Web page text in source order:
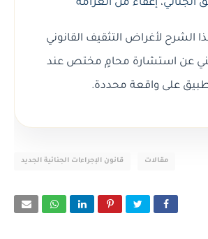
الجنائي، إعفاء من الغرامة
الشرح لأغراض التثقيف القانوني
عن استشارة محامٍ مختص عند
على واقعة محددة.
قانون الإجراءات الجنائية الجديد مقالات